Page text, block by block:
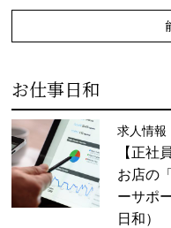
お仕事日和
求人情報
【正社
お店の
ーサポ
日和）